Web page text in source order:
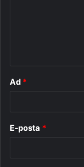
Ad *
E-posta *